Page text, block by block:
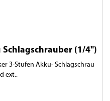
Schlagschrauber (1/4")
3-Stufen Akku- Schlagschrau
ext..